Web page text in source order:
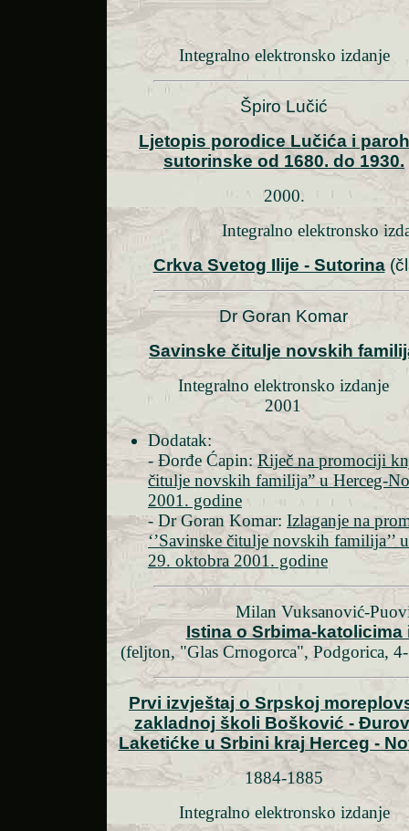
Integralno elektronsko izdanje
Špiro Lučić
Ljetopis porodice Lučića i
sutorinske od 1680. do 1930.
2000.
Integralno elektronsko
Crkva Svetog Ilije - Sutorina
Dr Goran Komar
Savinske čitulje novskih
Integralno elektronsko izdanje
2001
Dodatak:
- Đorđe Ćapin: Riječ na promociji
čitulje novskih familija” u Herceg-
2001. godine
- Dr Goran Komar: Izlaganje na
‘’Savinske čitulje novskih familija’’
29. oktobra 2001. godine
Milan Vuksanović-
Istina o Srbima-katolicima
(feljton, "Glas Crnogorca", Podgorica,
Prvi izvještaj o Srpskoj
zakladnoj školi Bošković -
Laketićke u Srbini kraj Herceg -
1884-1885
Integralno elektronsko izdanje